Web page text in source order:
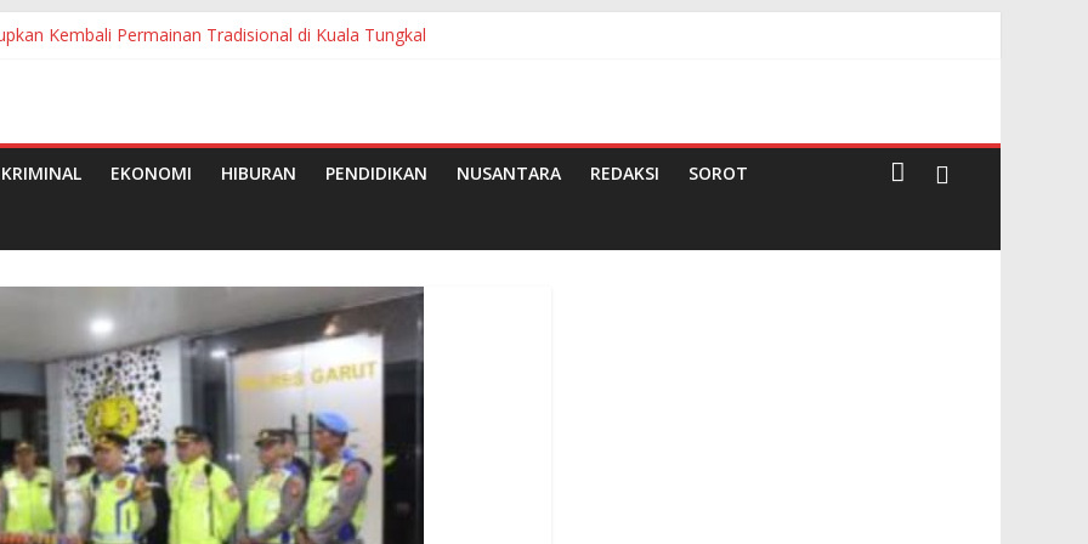
Kembali Permainan Tradisional di Kuala Tungkal
Pelalawan Wakili Riau di Ajang Duta Wisata Tingkat Nasional 2026
EKONOMI HIBURAN PENDIDIKAN NUSANTARA REDAKSI SOROT